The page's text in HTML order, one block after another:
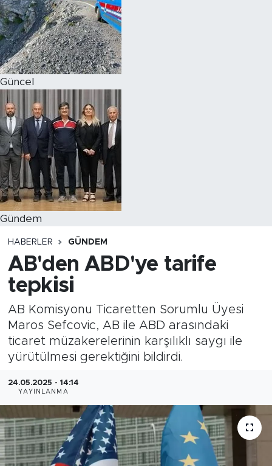
Güncel
Gündem
HABERLER GÜNDEM
AB'den ABD'ye tarife
tepkisi
AB Komisyonu Ticaretten Sorumlu Üyesi
Maros Sefcovic, AB ile ABD arasındaki
ticaret müzakerelerinin karşılıklı saygı ile
yürütülmesi gerektiğini bildirdi.
24.05.2025 - 14:14
YAYINLANMA
Magazin
Özel Haber
Politika
Resmi İlanlar
Sağlık
Spor
Turizm